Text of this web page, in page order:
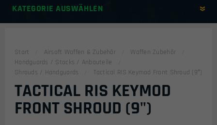
KATEGORIE AUSWÄHLEN
Start Airsoft Waffen & Zubehör
Waffen Zubehör
Handguards / Stocks / Anbauteile
Shrouds / Handguards
Tactical RIS Keymod Front Shroud (9″)
TACTICAL RIS KEYMOD
FRONT SHROUD (9")